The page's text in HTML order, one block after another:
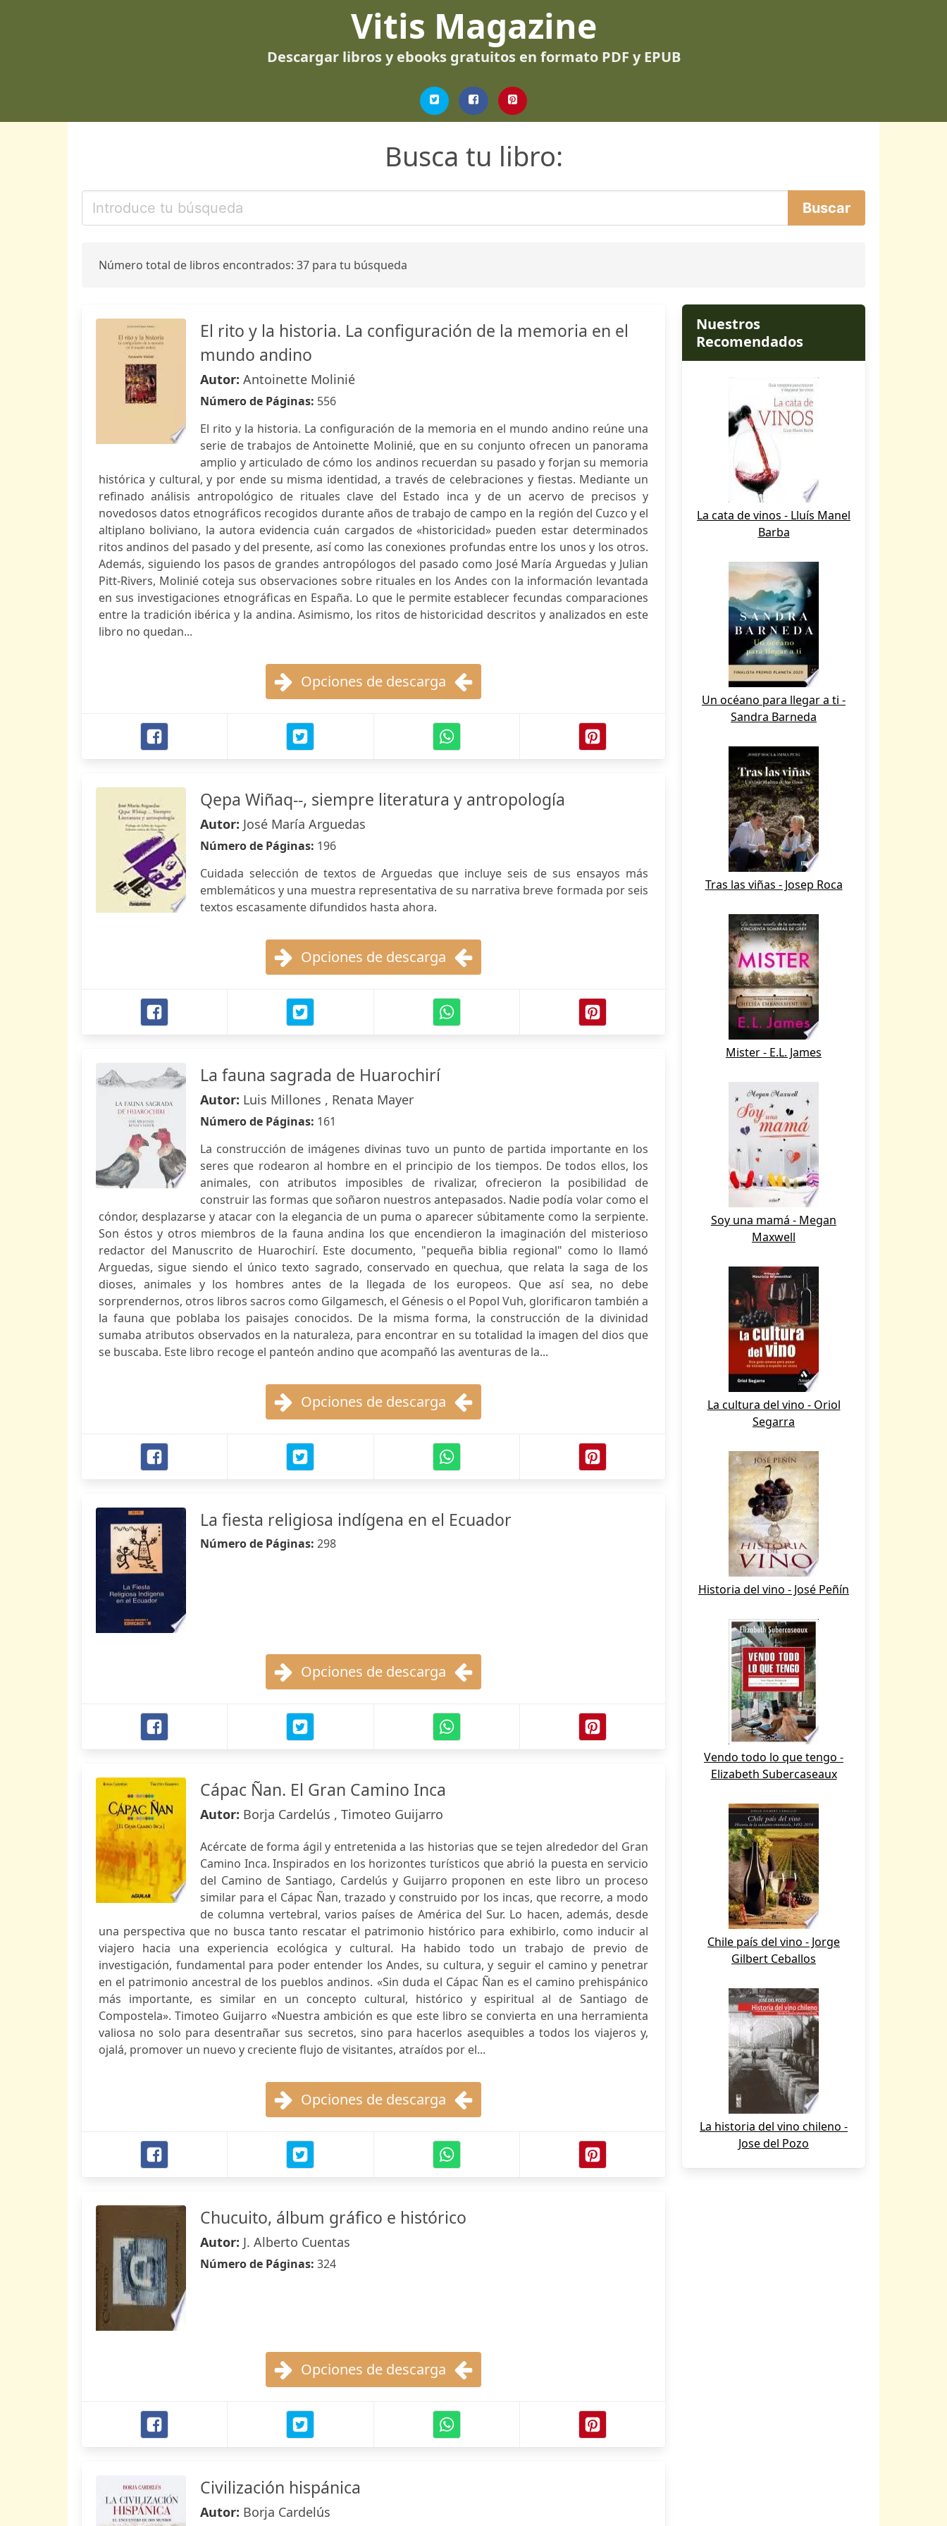
Vitis Magazine
Descargar libros y ebooks gratuitos en formato PDF y EPUB
Busca tu libro:
Número total de libros encontrados: 37 para tu búsqueda
El rito y la historia. La configuración de la memoria en el
mundo andino
Autor: Antoinette Molinié
Número de Páginas: 556
El rito y la historia. La configuración de la memoria en el mundo andino reúne una
serie de trabajos de Antoinette Molinié, que en su conjunto ofrecen un panorama
amplio y articulado de cómo los andinos recuerdan su pasado y forjan su memoria
histórica y cultural, y por ende su misma identidad, a través de celebraciones y fiestas. Mediante un
refinado análisis antropológico de rituales clave del Estado inca y de un acervo de precisos y
novedosos datos etnográficos recogidos durante años de trabajo de campo en la región del Cuzco y el
altiplano boliviano, la autora evidencia cuán cargados de «historicidad» pueden estar determinados
ritos andinos del pasado y del presente, así como las conexiones profundas entre los unos y los otros.
Además, siguiendo los pasos de grandes antropólogos del pasado como José María Arguedas y Julian
Pitt-Rivers, Molinié coteja sus observaciones sobre rituales en los Andes con la información levantada
en sus investigaciones etnográficas en España. Lo que le permite establecer fecundas comparaciones
entre la tradición ibérica y la andina. Asimismo, los ritos de historicidad descritos y analizados en este
libro no quedan...
Opciones de descarga
Qepa Wiñaq--, siempre literatura y antropología
Autor: José María Arguedas
Número de Páginas: 196
Cuidada selección de textos de Arguedas que incluye seis de sus ensayos más
emblemáticos y una muestra representativa de su narrativa breve formada por seis
textos escasamente difundidos hasta ahora.
Opciones de descarga
La fauna sagrada de Huarochirí
Autor: Luis Millones , Renata Mayer
Número de Páginas: 161
La construcción de imágenes divinas tuvo un punto de partida importante en los
seres que rodearon al hombre en el principio de los tiempos. De todos ellos, los
animales, con atributos imposibles de rivalizar, ofrecieron la posibilidad de
construir las formas que soñaron nuestros antepasados. Nadie podía volar como el
cóndor, desplazarse y atacar con la elegancia de un puma o aparecer súbitamente como la serpiente.
Son éstos y otros miembros de la fauna andina los que encendieron la imaginación del misterioso
redactor del Manuscrito de Huarochirí. Este documento, "pequeña biblia regional" como lo llamó
Arguedas, sigue siendo el único texto sagrado, conservado en quechua, que relata la saga de los
dioses, animales y los hombres antes de la llegada de los europeos. Que así sea, no debe
sorprendernos, otros libros sacros como Gilgamesch, el Génesis o el Popol Vuh, glorificaron también a
la fauna que poblaba los paisajes conocidos. De la misma forma, la construcción de la divinidad
sumaba atributos observados en la naturaleza, para encontrar en su totalidad la imagen del dios que
se buscaba. Este libro recoge el panteón andino que acompañó las aventuras de la...
Opciones de descarga
La fiesta religiosa indígena en el Ecuador
Número de Páginas: 298
Opciones de descarga
Cápac Ñan. El Gran Camino Inca
Autor: Borja Cardelús , Timoteo Guijarro
Acércate de forma ágil y entretenida a las historias que se tejen alrededor del Gran
Camino Inca. Inspirados en los horizontes turísticos que abrió la puesta en servicio
del Camino de Santiago, Cardelús y Guijarro proponen en este libro un proceso
similar para el Cápac Ñan, trazado y construido por los incas, que recorre, a modo
de columna vertebral, varios países de América del Sur. Lo hacen, además, desde
una perspectiva que no busca tanto rescatar el patrimonio histórico para exhibirlo, como inducir al
viajero hacia una experiencia ecológica y cultural. Ha habido todo un trabajo de previo de
investigación, fundamental para poder entender los Andes, su cultura, y seguir el camino y penetrar
en el patrimonio ancestral de los pueblos andinos. «Sin duda el Cápac Ñan es el camino prehispánico
más importante, es similar en un concepto cultural, histórico y espiritual al de Santiago de
Compostela». Timoteo Guijarro «Nuestra ambición es que este libro se convierta en una herramienta
valiosa no solo para desentrañar sus secretos, sino para hacerlos asequibles a todos los viajeros y,
ojalá, promover un nuevo y creciente flujo de visitantes, atraídos por el...
Opciones de descarga
Chucuito, álbum gráfico e histórico
Autor: J. Alberto Cuentas
Número de Páginas: 324
Opciones de descarga
Civilización hispánica
Autor: Borja Cardelús
Nuestros
Recomendados
La cata de vinos - Lluís Manel
Barba
Un océano para llegar a ti -
Sandra Barneda
Tras las viñas - Josep Roca
Mister - E.L. James
Soy una mamá - Megan
Maxwell
La cultura del vino - Oriol
Segarra
Historia del vino - José Peñín
Vendo todo lo que tengo -
Elizabeth Subercaseaux
Chile país del vino - Jorge
Gilbert Ceballos
La historia del vino chileno -
Jose del Pozo